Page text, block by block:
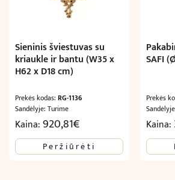
Sieninis šviestuvas su
kriaukle ir bantu (W35 x
H62 x D18 cm)
Prekės kodas: RG-1136
Sandėlyje: Turime
Kaina:920,81€
Peržiūrėti
SAFI
Prekės
Kaina: